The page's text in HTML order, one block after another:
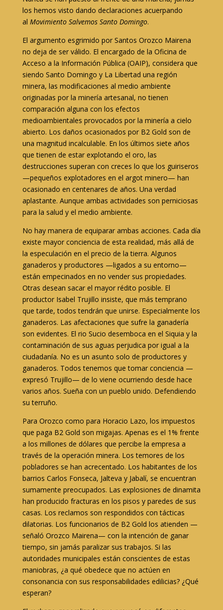
los hemos visto dando declaraciones acuerpando
al Movimiento Salvemos Santo Domingo.
El argumento esgrimido por Santos Orozco Mairena
no deja de ser válido. El encargado de la Oficina de
Acceso a la Información Pública (OAIP), considera que
siendo Santo Domingo y La Libertad una región
minera, las modificaciones al medio ambiente
originadas por la minería artesanal, no tienen
comparación alguna con los efectos
medioambientales provocados por la minería a cielo
abierto. Los daños ocasionados por B2 Gold son de
una magnitud incalculable. En los últimos siete años
que tienen de estar explotando el oro, las
destrucciones superan con creces lo que los guiriseros
—pequeños explotadores en el argot minero— han
ocasionado en centenares de años. Una verdad
aplastante. Aunque ambas actividades son perniciosas
para la salud y el medio ambiente.
No hay manera de equiparar ambas acciones. Cada día
existe mayor conciencia de esta realidad, más allá de
la especulación en el precio de la tierra. Algunos
ganaderos y productores —ligados a su entorno—
están empecinados en no vender sus propiedades.
Otras desean sacar el mayor rédito posible. El
productor Isabel Trujillo insiste, que más temprano
que tarde, todos tendrán que unirse. Especialmente los
ganaderos. Las afectaciones que sufre la ganadería
son evidentes. El rio Sucio desemboca en el Siquia y la
contaminación de sus aguas perjudica por igual a la
ciudadanía. No es un asunto solo de productores y
ganaderos. Todos tenemos que tomar conciencia —
expresó Trujillo— de lo viene ocurriendo desde hace
varios años. Sueña con un pueblo unido. Defendiendo
su terruño.
Para Orozco como para Horacio Lazo, los impuestos
que paga B2 Gold son migajas. Apenas es el 1% frente
a los millones de dólares que percibe la empresa a
través de la operación minera. Los temores de los
pobladores se han acrecentado. Los habitantes de los
barrios Carlos Fonseca, Jalteva y Jabalí, se encuentran
sumamente preocupados. Las explosiones de dinamita
han producido fracturas en los pisos y paredes de sus
casas. Los reclamos son respondidos con tácticas
dilatorias. Los funcionarios de B2 Gold los atienden —
señaló Orozco Mairena— con la intención de ganar
tiempo, sin jamás paralizar sus trabajos. Si las
autoridades municipales están conscientes de estas
maniobras, ¿a qué obedece que no actúen en
consonancia con sus responsabilidades edilicias? ¿Qué
esperan?